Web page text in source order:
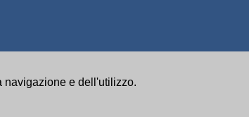
navigazione e dell'utilizzo.